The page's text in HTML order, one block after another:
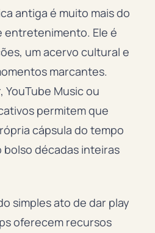
antiga é muito mais do
entretenimento. Ele é
um acervo cultural e
marcantes.
YouTube Music ou
permitem que
cápsula do tempo
décadas inteiras
simples ato de dar play
oferecem recursos